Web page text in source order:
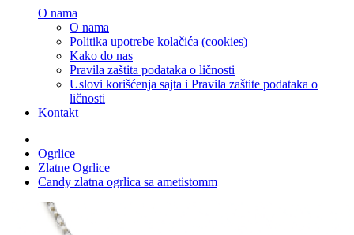
O nama
O nama
Politika upotrebe kolačića (cookies)
Kako do nas
Pravila zaštita podataka o ličnosti
Uslovi korišćenja sajta i Pravila zaštite podataka o
ličnosti
Kontakt
Ogrlice
Zlatne Ogrlice
Candy zlatna ogrlica sa ametistomm